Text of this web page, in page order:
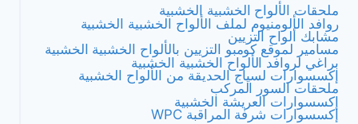
ملحقات الألواح الخشبية الخشبية
روافد الألومنيوم لملف الألواح الخشبية الخشبية
مشابك ألواح التزيين
مسامير لموقع كومبو التزيين بالألواح الخشبية الخشبية
براغي لروافد الألواح الخشبية الخشبية
إكسسوارات لسياج الحديقة من الألواح الخشبية
ملحقات السور المركب
إكسسوارات العريشة الخشبية
إكسسوارات شرفة المراقبة WPC